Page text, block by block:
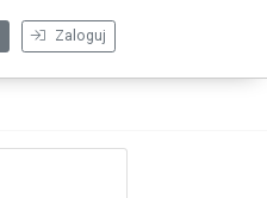
Zaloguj